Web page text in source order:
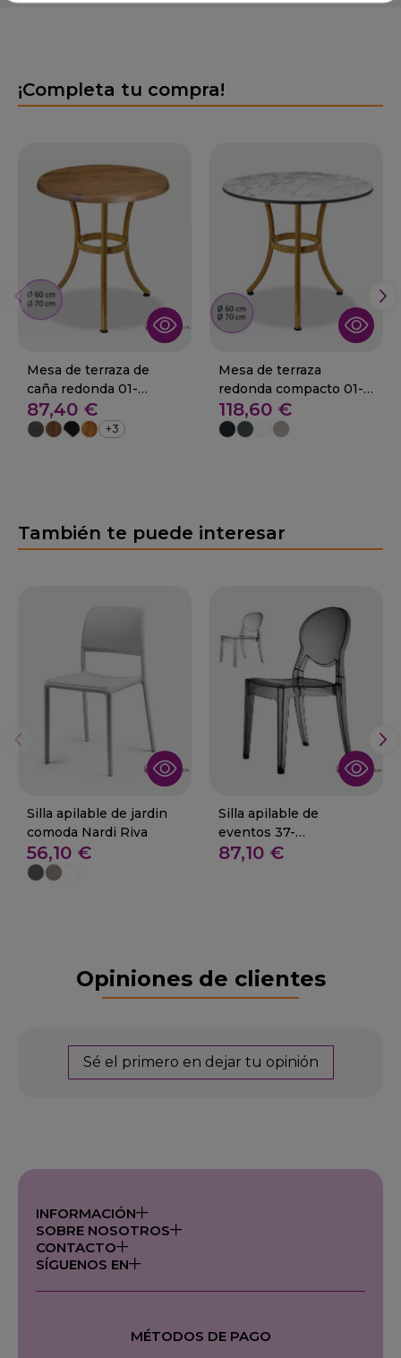
¡Completa tu compra!
Mesa de terraza de
caña redonda 01-
Competa
87,40 €
+3
Mesa de terraza
redonda compacto 01-
Competa
118,60 €
También te puede interesar
Silla apilable de jardin
comoda Nardi Riva
56,10 €
Silla apilable de
eventos 37-
Mequinenza
87,10 €
Opiniones de clientes
Sé el primero en dejar tu opinión
INFORMACIÓN
SOBRE NOSOTROS
CONTACTO
SÍGUENOS EN
MÉTODOS DE PAGO